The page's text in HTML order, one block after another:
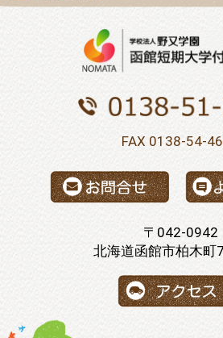
FAX 0138-54-
〒042-0942
北海道函館市柏木町